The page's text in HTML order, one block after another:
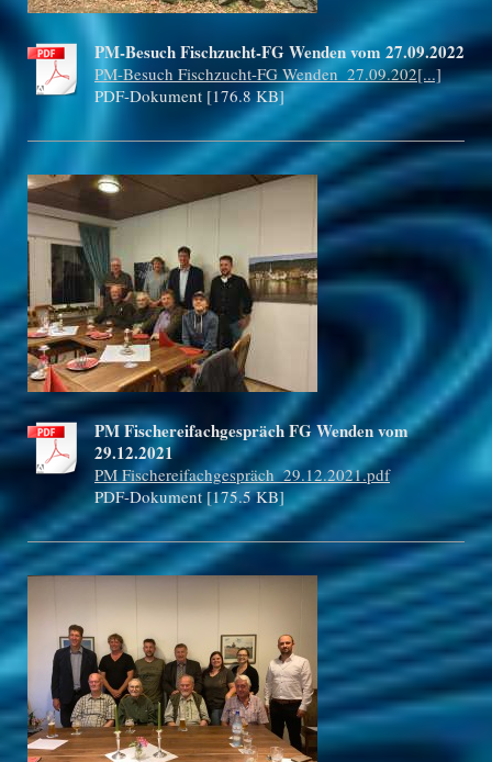
PM-Besuch Fischzucht-FG Wenden vom 27.09.2022
PM-Besuch Fischzucht-FG Wenden_27.09.202[...]
PDF-Dokument [176.8 KB]
PM Fischereifachgespräch FG Wenden vom
29.12.2021
PM Fischereifachgespräch_29.12.2021.pdf
PDF-Dokument [175.5 KB]